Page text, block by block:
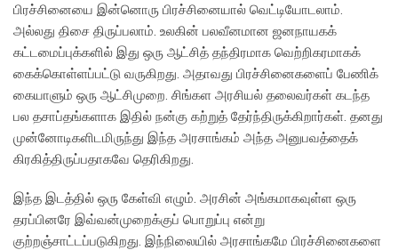
பிரச்சினையை இன்னொரு பிரச்சினையால் வெட்டியோடலாம்.
அல்லது திசை திருப்பலாம். உலகின் பலவீனமான ஜனநாயகக்
கட்டமைப்புக்களில் இது ஒரு ஆட்சித் தந்திரமாக வெற்றிகரமாகக்
கைக்கொள்ளப்பட்டு வருகிறது. அதாவது பிரச்சினைகளைப் பேணிக்
கையாளும் ஒரு ஆட்சிமுறை. சிங்கள அரசியல் தலைவர்கள் கடந்த
பல தசாப்தங்களாக இதில் நன்கு கற்றுத் தேர்ந்திருக்கிறார்கள். தனது
முன்னோடிகளிடமிருந்து இந்த அரசாங்கம் அந்த அனுபவத்தைக்
கிரகித்திருப்பதாகவே தெரிகிறது.
இந்த இடத்தில் ஒரு கேள்வி எழும். அரசின் அங்கமாகவுள்ள ஒரு
தரப்பினரே இவ்வன்முறைக்குப் பொறுப்பு என்று
குற்றஞ்சாட்டப்படுகிறது. இந்நிலையில் அரசாங்கமே பிரச்சினைகளை